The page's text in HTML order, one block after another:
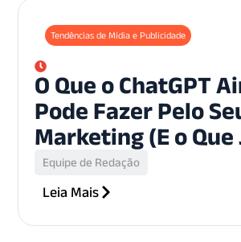
Tendências de Mídia e Publicidade
O Que o ChatGPT
Pode Fazer Pelo
Marketing (E o Que
Equipe de Redação
Leia Mais